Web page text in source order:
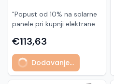
"Popust od 10% na solarne
panele pri kupnji elektrane
Model TSM-455NEG9R.28
predstavlja napredni
glass/glass N-type solarni
modul s visokom
učinkovitošću, dugim
€113,63
Dodavanje...